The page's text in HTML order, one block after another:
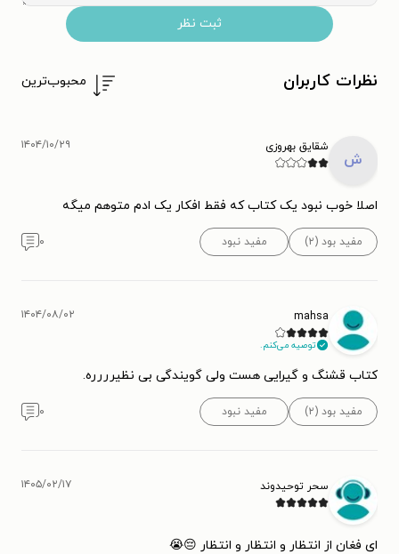
ثبت نظر
نظرات کاربران محبوب‌ترین
ش
شقایق بهروزی ۱۴۰۴/۱۰/۲۹
اصلا خوب نبود یک‌ کتاب که فقط افکار یک ادم متوهم میگه
مفید بود (۲) مفید نبود ۰
mahsa
توصیه می‌کنم.
۱۴۰۴/۰۸/۰۲
کتاب قشنگ و گیرایی هست ولی گویندگی بی نظیرررره.
مفید بود (۲) مفید نبود ۰
سحر توحیدوند ۱۴۰۵/۰۲/۱۷
ای فغان از انتظار و انتظار و انتظار 😔😭